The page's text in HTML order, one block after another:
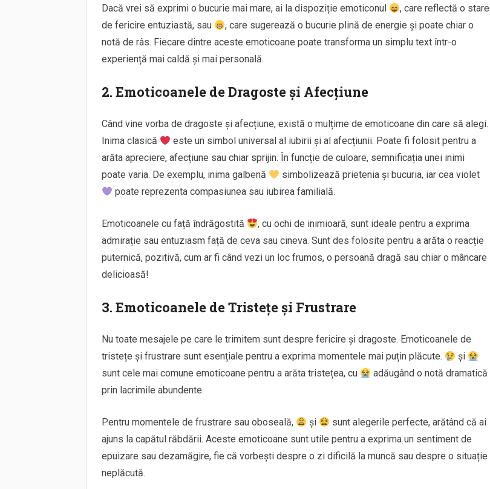
Dacă vrei să exprimi o bucurie mai mare, ai la dispoziție emoticonul
, care reflectă o stare
de fericire entuziastă, sau
, care sugerează o bucurie plină de energie și poate chiar o
notă de râs. Fiecare dintre aceste emoticoane poate transforma un simplu text într-o
experiență mai caldă și mai personală.
2. Emoticoanele de Dragoste și Afecțiune
Când vine vorba de dragoste și afecțiune, există o mulțime de emoticoane din care să alegi.
Inima clasică
este un simbol universal al iubirii și al afecțiunii. Poate fi folosit pentru a
arăta apreciere, afecțiune sau chiar sprijin. În funcție de culoare, semnificația unei inimi
poate varia. De exemplu, inima galbenă
simbolizează prietenia și bucuria, iar cea violet
poate reprezenta compasiunea sau iubirea familială.
Emoticoanele cu față îndrăgostită
, cu ochi de inimioară, sunt ideale pentru a exprima
admirație sau entuziasm față de ceva sau cineva. Sunt des folosite pentru a arăta o reacție
puternică, pozitivă, cum ar fi când vezi un loc frumos, o persoană dragă sau chiar o mâncare
delicioasă!
3. Emoticoanele de Tristețe și Frustrare
Nu toate mesajele pe care le trimitem sunt despre fericire și dragoste. Emoticoanele de
tristețe și frustrare sunt esențiale pentru a exprima momentele mai puțin plăcute.
și
sunt cele mai comune emoticoane pentru a arăta tristețea, cu
adăugând o notă dramatică
prin lacrimile abundente.
Pentru momentele de frustrare sau oboseală, și
sunt alegerile perfecte, arătând că ai
ajuns la capătul răbdării. Aceste emoticoane sunt utile pentru a exprima un sentiment de
epuizare sau dezamăgire, fie că vorbești despre o zi dificilă la muncă sau despre o situație
neplăcută.